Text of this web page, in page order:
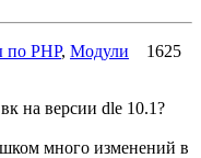
PHP, Модули
1625
на версии dle 10.1?
много изменений в